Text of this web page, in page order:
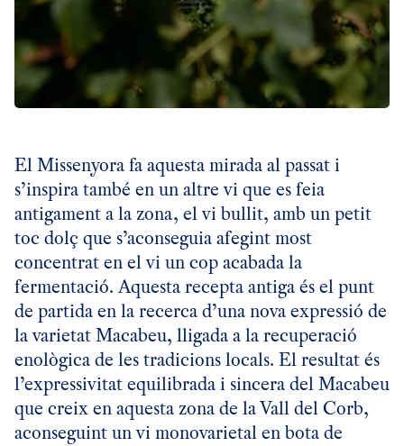
El Missenyora fa aquesta mirada al passat i
s’inspira també en un altre vi que es feia
antigament a la zona, el vi bullit, amb un petit
toc dolç que s’aconseguia afegint most
concentrat en el vi un cop acabada la
fermentació. Aquesta recepta antiga és el punt
de partida en la recerca d’una nova expressió de
la varietat Macabeu, lligada a la recuperació
enològica de les tradicions locals. El resultat és
l’expressivitat equilibrada i sincera del Macabeu
que creix en aquesta zona de la Vall del Corb,
aconseguint un vi monovarietal en bota de